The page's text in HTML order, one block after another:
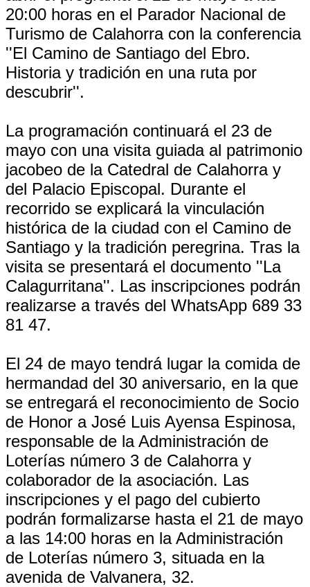
20:00 horas en el Parador Nacional de
Turismo de Calahorra con la conferencia
''El Camino de Santiago del Ebro.
Historia y tradición en una ruta por
descubrir''.
La programación continuará el 23 de
mayo con una visita guiada al patrimonio
jacobeo de la Catedral de Calahorra y
del Palacio Episcopal. Durante el
recorrido se explicará la vinculación
histórica de la ciudad con el Camino de
Santiago y la tradición peregrina. Tras la
visita se presentará el documento ''La
Calagurritana''. Las inscripciones podrán
realizarse a través del WhatsApp 689 33
81 47.
El 24 de mayo tendrá lugar la comida de
hermandad del 30 aniversario, en la que
se entregará el reconocimiento de Socio
de Honor a José Luis Ayensa Espinosa,
responsable de la Administración de
Loterías número 3 de Calahorra y
colaborador de la asociación. Las
inscripciones y el pago del cubierto
podrán formalizarse hasta el 21 de mayo
a las 14:00 horas en la Administración
de Loterías número 3, situada en la
avenida de Valvanera, 32.